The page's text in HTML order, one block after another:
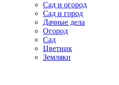
Сад и огород
Сад и город
Дачные дела
Огород
Сад
Цветник
Земляки